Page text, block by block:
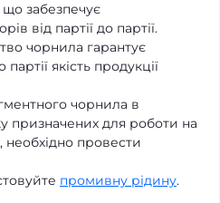
забезпечує
від партії до партії.
чорнила гарантує
партії якість продукції
чорнила в
призначених для роботи на
провести
промивну рідину.